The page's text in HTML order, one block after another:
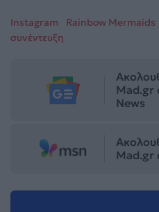
Instagram Rainbow Mermaids
συνέντευξη
Mad.gr
News
Mad.gr